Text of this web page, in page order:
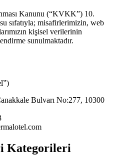
Kanunu (“KVKK”) 10.
sıfatıyla; misafirlerimizin, web
kişisel verilerinin
sunulmaktadır.
Bulvarı No:277, 10300
Kategorileri